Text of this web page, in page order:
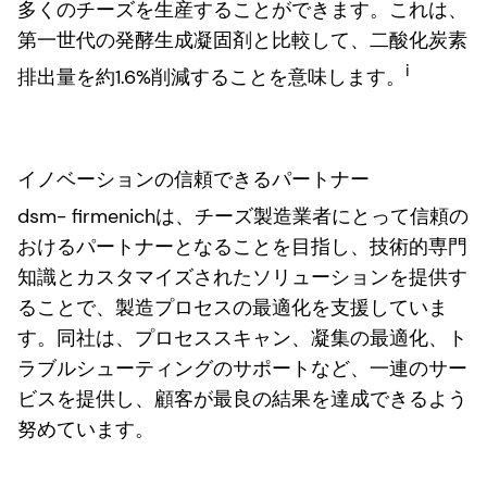
多くのチーズを生産することができます。これは、
第一世代の発酵生成凝固剤と比較して、二酸化炭素
排出量を約1.6%削減することを意味します。
i
イノベーションの信頼できるパートナー
dsm- firmenichは、チーズ製造業者にとって信頼の
おけるパートナーとなることを目指し、技術的専門
知識とカスタマイズされたソリューションを提供す
ることで、製造プロセスの最適化を支援していま
す。同社は、プロセススキャン、凝集の最適化、ト
ラブルシューティングのサポートなど、一連のサー
ビスを提供し、顧客が最良の結果を達成できるよう
努めています。